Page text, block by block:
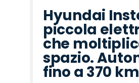
Hyundai
piccola
che
spazio.
fino a 370 km